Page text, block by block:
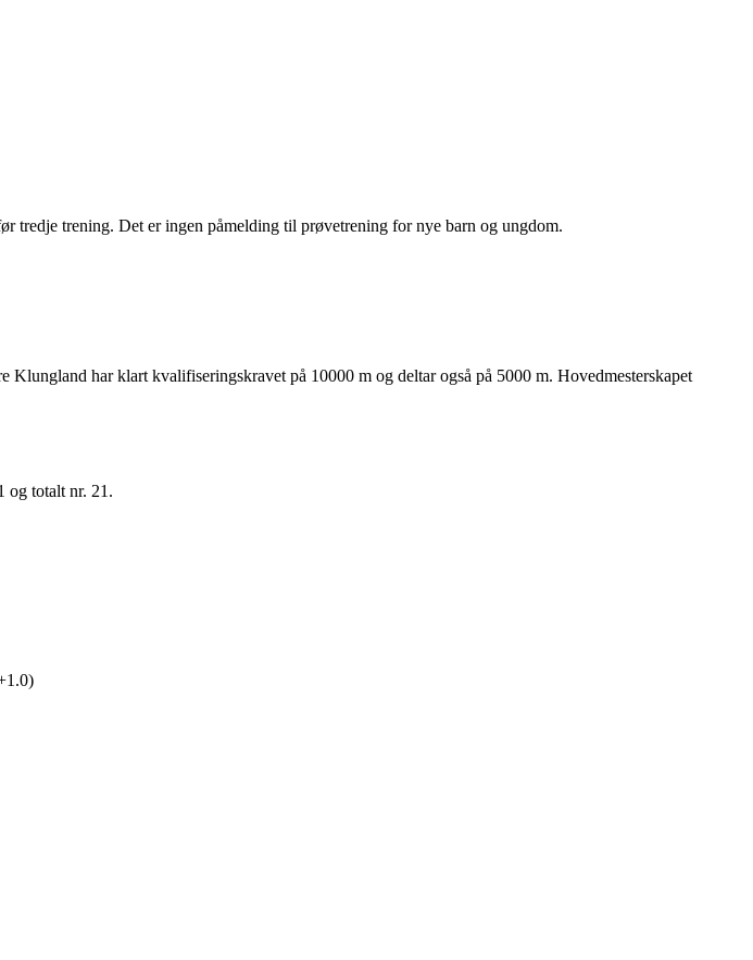
tredje trening. Det er ingen påmelding til prøvetrening for nye barn og ungdom.
har klart kvalifiseringskravet på 10000 m og deltar også på 5000 m. Hovedmesterskapet
og totalt nr. 21.